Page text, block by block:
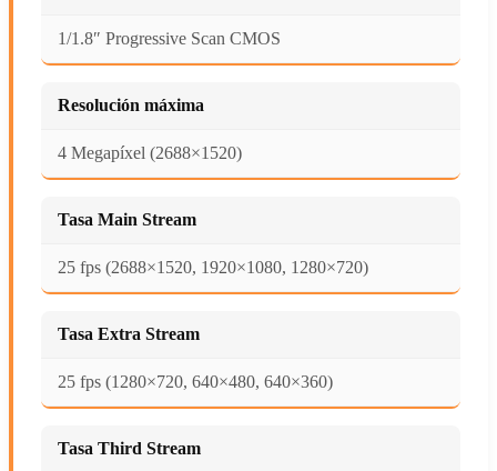
1/1.8″ Progressive Scan CMOS
Resolución máxima
4 Megapíxel (2688×1520)
Tasa Main Stream
25 fps (2688×1520, 1920×1080, 1280×720)
Tasa Extra Stream
25 fps (1280×720, 640×480, 640×360)
Tasa Third Stream